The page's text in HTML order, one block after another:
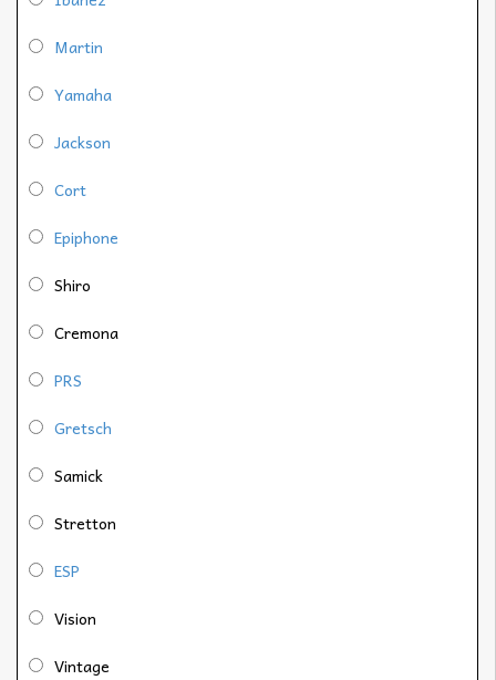
Martin
Yamaha
Jackson
Cort
Epiphone
Shiro
Cremona
PRS
Gretsch
Samick
Stretton
ESP
Vision
Vintage